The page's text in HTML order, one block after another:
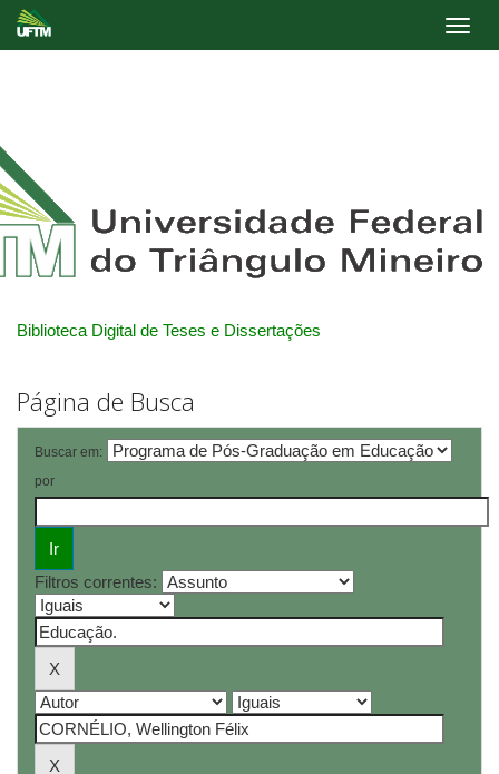
Biblioteca Digital de Teses e Dissertações
Página de Busca
Buscar em:
por
Filtros correntes: